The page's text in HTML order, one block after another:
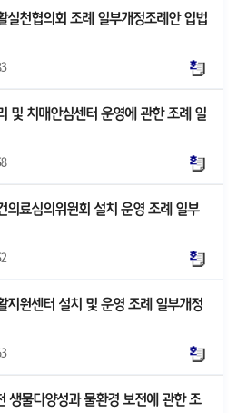
실천협의회 조례 일부개정조례안 입법
및 치매안심센터 운영에 관한 조례 일
의료심의위원회 설치 운영 조례 일부
지원센터 설치 및 운영 조례 일부개정
생물다양성과 물환경 보전에 관한 조